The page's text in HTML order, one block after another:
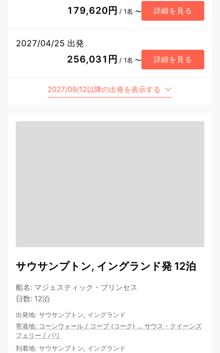
179,620円 / 1名 〜 詳細を見る
2027/04/25 出発
256,031円 / 1名 〜 詳細を見る
2027/09/12以降の出発を表示する
サウサンプトン, イングランド発 12泊
船名: マジェスティック・プリンセス
日数: 12泊
出発地: サウサンプトン, イングランド
寄港地: コーンウォール / コーブ (コーク) … サウス・クイーンズ
フェリー / パリ
到着地: サウサンプトン, イングランド